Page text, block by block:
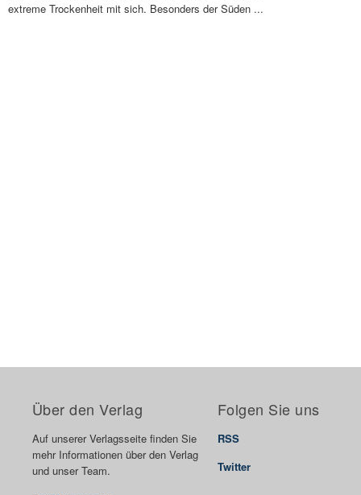
extreme Trockenheit mit sich. Besonders der Süden ...
Über den Verlag
Auf unserer Verlagsseite finden Sie
mehr Informationen über den Verlag
und unser Team.
Folgen Sie uns
RSS
Twitter